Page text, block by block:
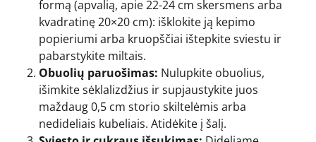
formą (apvalią, apie 22-24 cm skersmens arba
kvadratinę 20×20 cm): išklokite ją kepimo
popieriumi arba kruopščiai ištepkite sviestu ir
pabarstykite miltais.
Obuolių paruošimas: Nulupkite obuolius,
išimkite sėklalizdžius ir supjaustykite juos
maždaug 0,5 cm storio skiltelėmis arba
nedideliais kubeliais. Atidėkite į šalį.